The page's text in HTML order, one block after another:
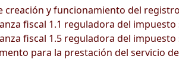
creación y funcionamiento del
fiscal 1.1 reguladora del
fiscal 1.5 reguladora del
para la prestación del servicio